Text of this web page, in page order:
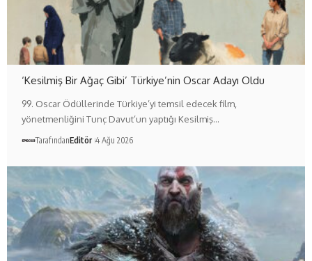
‘Kesilmiş Bir Ağaç Gibi’ Türkiye’nin Oscar Adayı Oldu
99. Oscar Ödüllerinde Türkiye’yi temsil edecek film,
yönetmenliğini Tunç Davut’un yaptığı Kesilmiş…
TarafındanEditör 4 Ağu 2026